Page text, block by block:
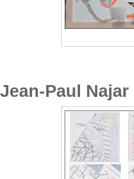
Jean-Paul